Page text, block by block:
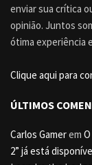
enviar sua crítica
opinião. Juntos
ótima experiência
Clique aqui para
ÚLTIMOS
Carlos Gamerem
2” já está